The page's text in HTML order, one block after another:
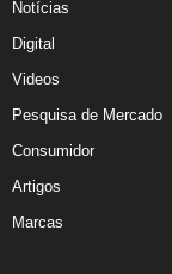
Notícias
Digital
Videos
Pesquisa de Mercado
Consumidor
Artigos
Marcas